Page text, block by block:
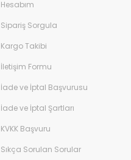
Hesabım
Sipariş Sorgula
Kargo Takibi
İletişim Formu
İade ve İptal Başvurusu
İade ve İptal Şartları
KVKK Başvuru
Sıkça Sorulan Sorular